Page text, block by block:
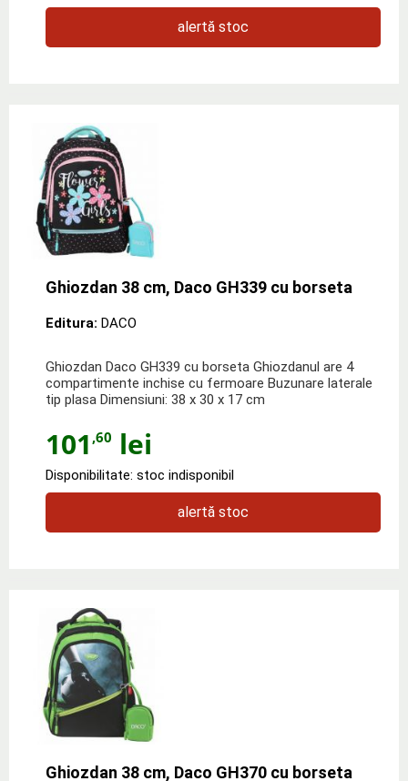
alertă stoc
Ghiozdan 38 cm, Daco GH339 cu borseta
Editura: DACO
Ghiozdan Daco GH339 cu borseta Ghiozdanul are 4
compartimente inchise cu fermoare Buzunare laterale
tip plasa Dimensiuni: 38 x 30 x 17 cm
101 ,60 lei
Disponibilitate: stoc indisponibil
alertă stoc
Ghiozdan 38 cm, Daco GH370 cu borseta